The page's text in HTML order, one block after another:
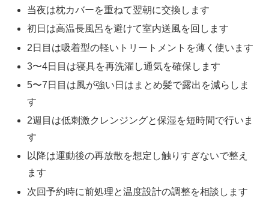
当夜は枕カバーを重ねて翌朝に交換します
初日は高温長風呂を避けて室内送風を回します
2日目は吸着型の軽いトリートメントを薄く使います
3〜4日目は寝具を再洗濯し通気を確保します
5〜7日目は風が強い日はまとめ髪で露出を減らしま
す
2週目は低刺激クレンジングと保湿を短時間で行いま
す
以降は運動後の再放散を想定し触りすぎないで整え
ます
次回予約時に前処理と温度設計の調整を相談します